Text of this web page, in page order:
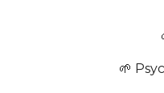
🌱